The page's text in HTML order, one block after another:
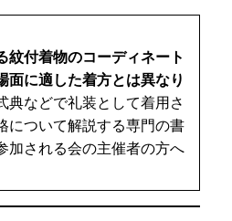
紋付着物のコーディネート
面に適した着方とは異なり
典などで礼装として着用さ
について解説する専門の書
加される会の主催者の方へ